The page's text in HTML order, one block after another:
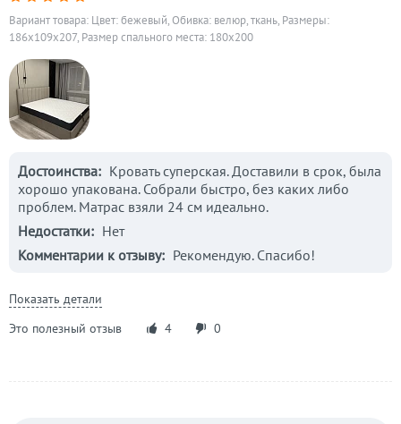
Вариант товара: Цвет: бежевый, Обивка: велюр, ткань, Размеры:
186x109x207, Размер спального места: 180х200
Достоинства: Кровать суперская. Доставили в срок, была
хорошо упакована. Собрали быстро, без каких либо
проблем. Матрас взяли 24 см идеально.
Недостатки: Нет
Комментарии к отзыву: Рекомендую. Спасибо!
Показать детали
Это полезный отзыв
4 0